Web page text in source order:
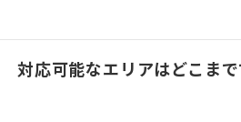
対応可能なエリアはどこまで